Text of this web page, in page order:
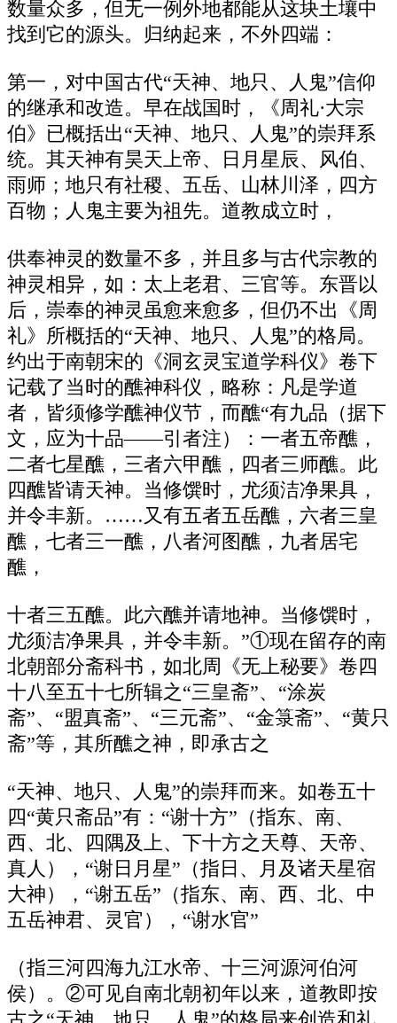
数量众多，但无一例外地都能从这块土壤中
找到它的源头。归纳起来，不外四端：
第一，对中国古代“天神、地只、人鬼”信仰
的继承和改造。早在战国时，《周礼·大宗
伯》已概括出“天神、地只、人鬼”的崇拜系
统。其天神有昊天上帝、日月星辰、风伯、
雨师；地只有社稷、五岳、山林川泽，四方
百物；人鬼主要为祖先。道教成立时，
供奉神灵的数量不多，并且多与古代宗教的
神灵相异，如：太上老君、三官等。东晋以
后，崇奉的神灵虽愈来愈多，但仍不出《周
礼》所概括的“天神、地只、人鬼”的格局。
约出于南朝宋的《洞玄灵宝道学科仪》卷下
记载了当时的醮神科仪，略称：凡是学道
者，皆须修学醮神仪节，而醮“有九品（据下
文，应为十品——引者注）：一者五帝醮，
二者七星醮，三者六甲醮，四者三师醮。此
四醮皆请天神。当修馔时，尤须洁净果具，
并令丰新。……又有五者五岳醮，六者三皇
醮，七者三一醮，八者河图醮，九者居宅
醮，
十者三五醮。此六醮并请地神。当修馔时，
尤须洁净果具，并令丰新。”①现在留存的南
北朝部分斋科书，如北周《无上秘要》卷四
十八至五十七所辑之“三皇斋”、“涂炭
斋”、“盟真斋”、“三元斋”、“金箓斋”、“黄只
斋”等，其所醮之神，即承古之
“天神、地只、人鬼”的崇拜而来。如卷五十
四“黄只斋品”有：“谢十方”（指东、南、
西、北、四隅及上、下十方之天尊、天帝、
真人），“谢日月星”（指日、月及诸天星宿
大神），“谢五岳”（指东、南、西、北、中
五岳神君、灵官），“谢水官”
（指三河四海九江水帝、十三河源河伯河
侯）。②可见自南北朝初年以来，道教即按